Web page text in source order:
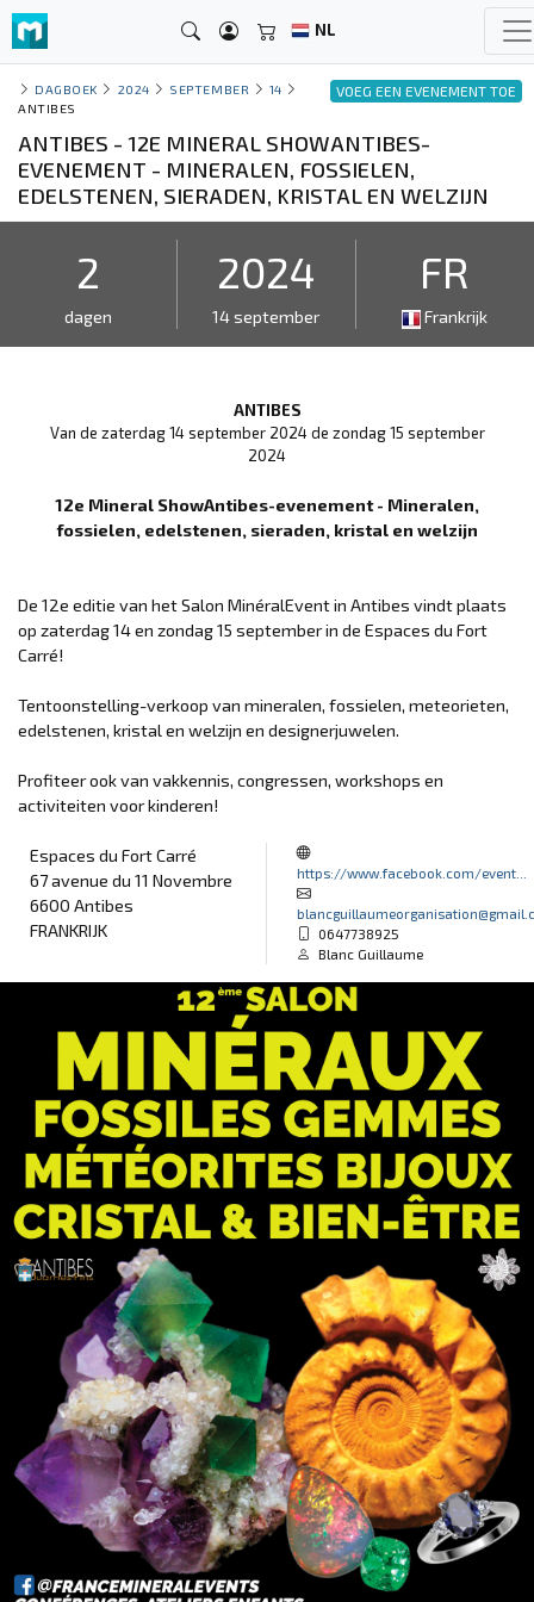
NL
VOEG EEN EVENEMENT TOE
DAGBOEK 2024 SEPTEMBER
14
ANTIBES
ANTIBES - 12E MINERAL SHOWANTIBES-
EVENEMENT - MINERALEN, FOSSIELEN,
EDELSTENEN, SIERADEN, KRISTAL EN WELZIJN
2
dagen
2024
14 september
FR
Frankrijk
ANTIBES
Van de zaterdag 14 september 2024 de zondag 15 september
2024
12e Mineral ShowAntibes-evenement - Mineralen,
fossielen, edelstenen, sieraden, kristal en welzijn
De 12e editie van het Salon MinéralEvent in Antibes vindt plaats
op zaterdag 14 en zondag 15 september in de Espaces du Fort
Carré!
Tentoonstelling-verkoop van mineralen, fossielen, meteorieten,
edelstenen, kristal en welzijn en designerjuwelen.
Profiteer ook van vakkennis, congressen, workshops en
activiteiten voor kinderen!
Espaces du Fort Carré
67 avenue du 11 Novembre
6600 Antibes
FRANKRIJK
https://www.facebook.com/event...
0647738925
Blanc Guillaume